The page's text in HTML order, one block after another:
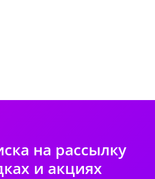
на рассылку
и акциях